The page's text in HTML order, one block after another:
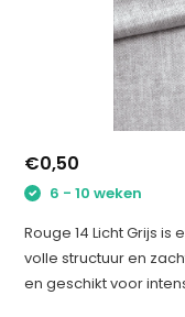
€0,50
6 - 10 weken
Rouge 14 Licht Grijs
volle structuur en
en geschikt voor